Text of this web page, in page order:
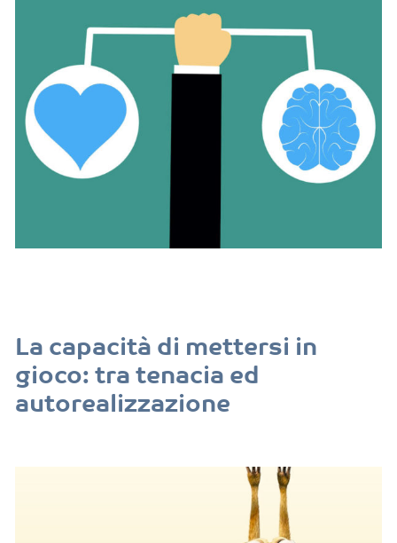
La capacità di mettersi in
gioco: tra tenacia ed
autorealizzazione